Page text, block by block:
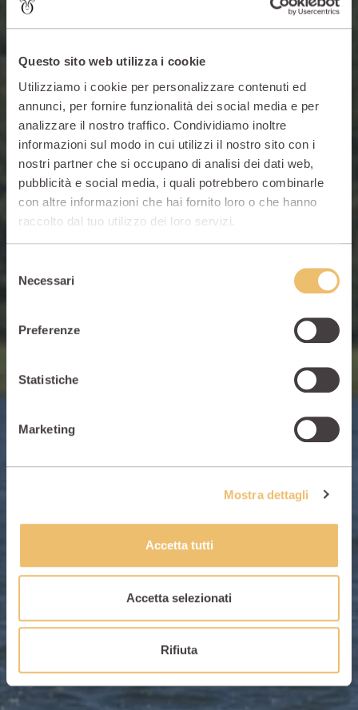
Questo sito web utilizza i cookie
Utilizziamo i cookie per personalizzare contenuti ed
annunci, per fornire funzionalità dei social media e per
analizzare il nostro traffico. Condividiamo inoltre
informazioni sul modo in cui utilizzi il nostro sito con i
nostri partner che si occupano di analisi dei dati web,
pubblicità e social media, i quali potrebbero combinarle
con altre informazioni che hai fornito loro o che hanno
raccolto dal tuo utilizzo dei loro servizi.
delNecessari
Preferenze
Statistiche
Marketing
Mostra dettagli
Accetta tutti
Accetta selezionati
Rifiuta
Kitesurf, windsurf e